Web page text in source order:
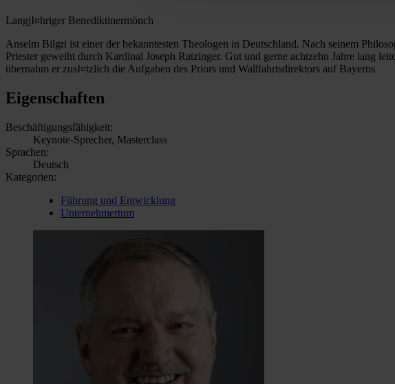
LangjI¤hriger Benediktinermönch
Anselm Bilgri ist einer der bekanntesten Theologen in Deutschland. Nach seinem
Priester geweiht durch Kardinal Joseph Ratzinger. Gut und gerne achtzehn Jahre lang
übernahm er zusI¤tzlich die Aufgaben des Priors und Wallfahrtsdirektors auf Bayerns
Eigenschaften
Beschäftigungsfähigkeit:
Keynote-Sprecher, Masterclass
Sprachen:
Deutsch
Kategorien:
Führung und Entwicklung
Unternehmertum